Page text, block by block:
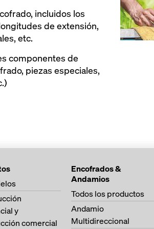
incluidos los
de extensión,
etc.
componentes de
piezas especiales,
y
comercial
Encofrados &
Andamios
Todos los productos
Andamio
Multidireccional